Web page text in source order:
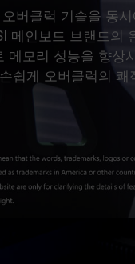
버클럭 기술을 동
메인보드 브랜드의
메모리 성능을 향상
쉽게 오버클럭의 쾌